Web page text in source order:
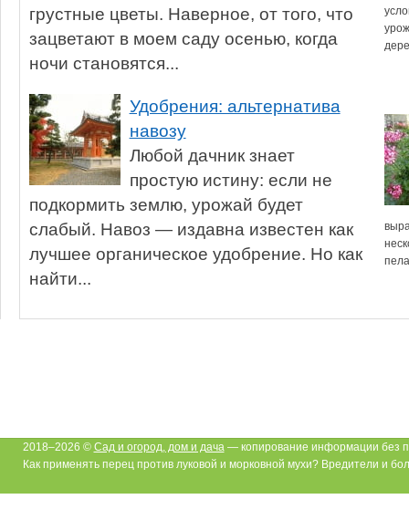
грустные цветы. Наверное, от того, что
зацветают в моем саду осенью, когда
ночи становятся...
Удобрения: альтернатива
навозу
Любой дачник знает
простую истину: если не
подкормить землю, урожай будет
слабый. Навоз — издавна известен как
лучшее органическое удобрение. Но как
найти...
2018–2026 © Сад и огород, дом и дача— копирование информации без
Как применять перец против луковой и морковной мухи? Вредители и